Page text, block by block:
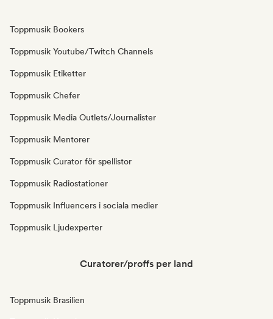
Toppmusik Bookers
Toppmusik Youtube/Twitch Channels
Toppmusik Etiketter
Toppmusik Chefer
Toppmusik Media Outlets/Journalister
Toppmusik Mentorer
Toppmusik Curator för spellistor
Toppmusik Radiostationer
Toppmusik Influencers i sociala medier
Toppmusik Ljudexperter
Curatorer/proffs per land
Toppmusik Brasilien